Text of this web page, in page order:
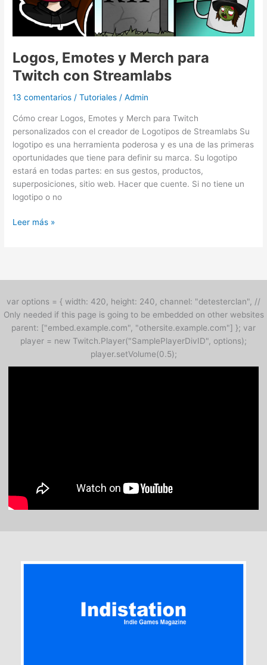
Logos, Emotes y Merch para
Twitch con Streamlabs
13 comentarios /Tutoriales /Admin
Cómo crear Logos, Emotes y Merch para Twitch
personalizados con el creador de Logotipos de Streamlabs Su
logotipo es una herramienta poderosa y es una de las primeras
oportunidades que tiene para definir su marca. Su logotipo
estará en todas partes: en sus gestos, productos,
superposiciones, sitio web. Hacer que cuente. Si no tiene un
logotipo o no
Leer más »
var options = { width: 420, height: 240, channel: "detesterclan", //
Only needed if this page is going to be embedded on other websites
parent: ["embed.example.com", "othersite.example.com"] }; var
player = new Twitch.Player("SamplePlayerDivID", options);
player.setVolume(0.5);